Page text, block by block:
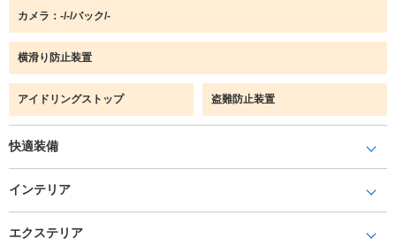
カメラ：-/-/バック/-
横滑り防止装置
アイドリングストップ 盗難防止装置
快適装備
インテリア
エクステリア